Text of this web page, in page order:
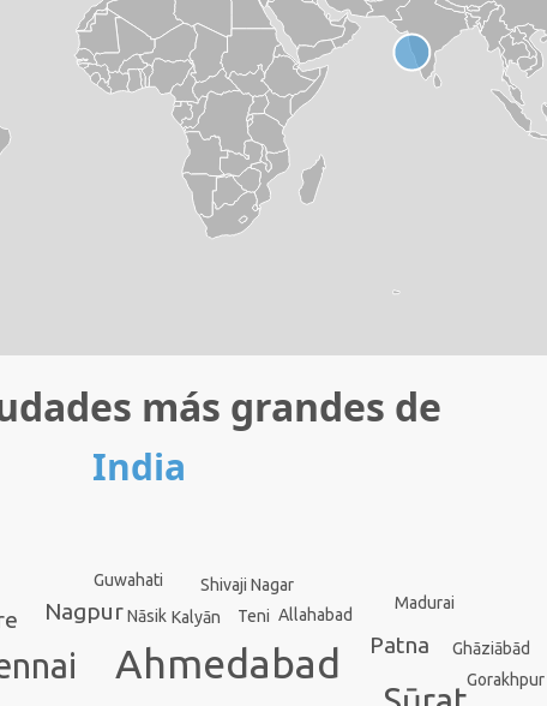
más grandes de
India
Ahmedabad
Nagpur
Patna
Gorakhpur
Nāsik Kalyān
Ghāziābād
Allahabad
Teni
Shivaji Nagar
Madurai
Guwahati